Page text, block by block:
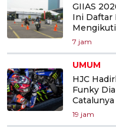
GIIAS
Ini Daftar
7 jam
UMUM
HJC
Funky
19 jam